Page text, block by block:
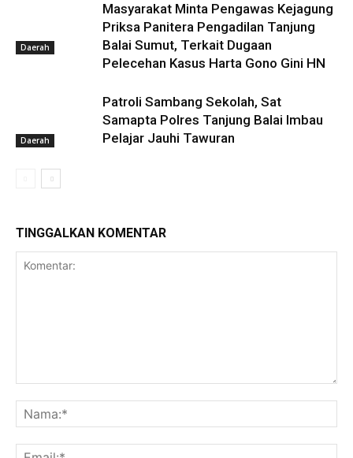
Daerah
Masyarakat Minta Pengawas Kejagung
Priksa Panitera Pengadilan Tanjung
Balai Sumut, Terkait Dugaan
Pelecehan Kasus Harta Gono Gini HN
Daerah
Patroli Sambang Sekolah, Sat
Samapta Polres Tanjung Balai Imbau
Pelajar Jauhi Tawuran
TINGGALKAN KOMENTAR